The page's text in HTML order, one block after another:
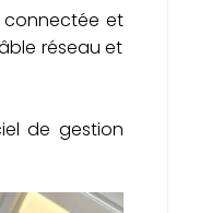
connectée et
réseau et
de gestion